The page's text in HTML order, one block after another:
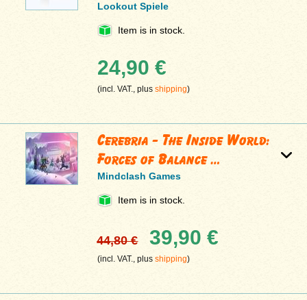
Lookout Spiele
Item is in stock.
24,90 €
(incl. VAT., plusshipping)
Cerebria - The Inside World:
Forces of Balance …
Mindclash Games
Item is in stock.
44,80 € 39,90 €
(incl. VAT., plusshipping)